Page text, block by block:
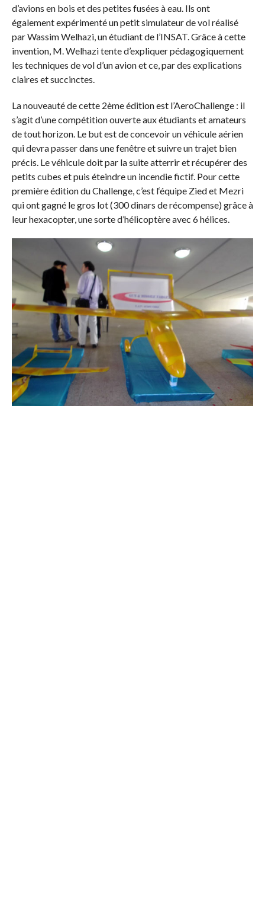
d’avions en bois et des petites fusées à eau. Ils ont
également expérimenté un petit simulateur de vol réalisé
par Wassim Welhazi, un étudiant de l’INSAT. Grâce à cette
invention, M. Welhazi tente d’expliquer pédagogiquement
les techniques de vol d’un avion et ce, par des explications
claires et succinctes.
La nouveauté de cette 2ème édition est l’AeroChallenge : il
s’agit d’une compétition ouverte aux étudiants et amateurs
de tout horizon. Le but est de concevoir un véhicule aérien
qui devra passer dans une fenêtre et suivre un trajet bien
précis. Le véhicule doit par la suite atterrir et récupérer des
petits cubes et puis éteindre un incendie fictif. Pour cette
première édition du Challenge, c’est l‘équipe Zied et Mezri
qui ont gagné le gros lot (300 dinars de récompense) grâce à
leur hexacopter, une sorte d’hélicoptère avec 6 hélices.